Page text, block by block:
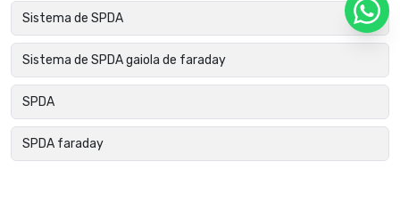
Sistema de SPDA
Sistema de SPDA gaiola de faraday
SPDA
SPDA faraday